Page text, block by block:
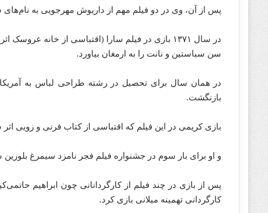
پس از آن، وی در دو فیلم مهم از داریوش مهرجویی به نام‌های
در سال ۱۳۷۱ بازی در فیلم سارا (اقتباسی از خانه
سن سباستین و نانت را به ارمغان بیاورد.
در همان سال برای تحصیل در رشته طراحی لباس به
بازنگشت.
بازی کریمی در این فیلم که اقتباسی از کتاب فرنی و زویی
و او برای بار سوم در جشنواره فیلم فجر نامزد سیمرغ
کارگردانی تهمینه میلانی بازی کرد.